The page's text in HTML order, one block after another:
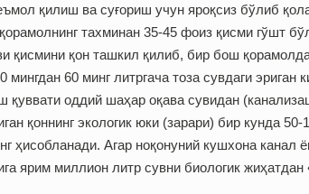
қилиш ва суғориш учун яроқсиз бўлиб
тахминан 35-45 фоиз қисми гўшт
қисмини қон ташкил қилиб, бир бош
мингдан 60 минг литргача тоза сувдаги
қуввати оддий шаҳар оқава сувидан
қоннинг экологик юки (зарари) бир кунда
ҳисобланади. Агар ноқонуний кушхона
ярим миллион литр сувни биологик